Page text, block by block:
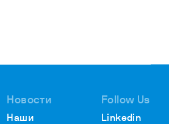
Новости
Наши
Follow Us
Linkedin